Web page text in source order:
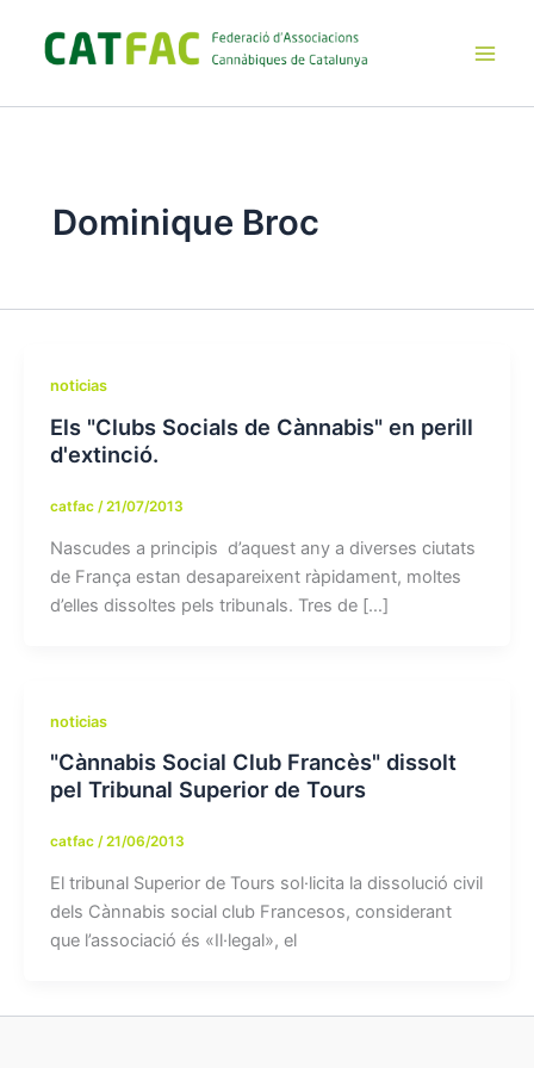
contenido
Dominique Broc
noticias
Els "Clubs Socials de Cànnabis" en perill
d'extinció.
catfac /21/07/2013
Nascudes a principis d’aquest any a diverses ciutats
de França estan desapareixent ràpidament, moltes
d’elles dissoltes pels tribunals. Tres de […]
noticias
"Cànnabis Social Club Francès" dissolt
pel Tribunal Superior de Tours
catfac /21/06/2013
El tribunal Superior de Tours sol·licita la dissolució civil
dels Cànnabis social club Francesos, considerant
que l’associació és «Il·legal», el